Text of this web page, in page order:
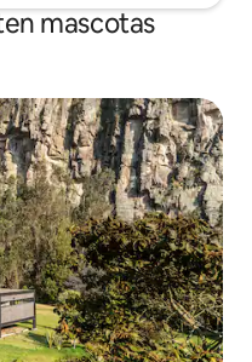
mascotas
huéspedes